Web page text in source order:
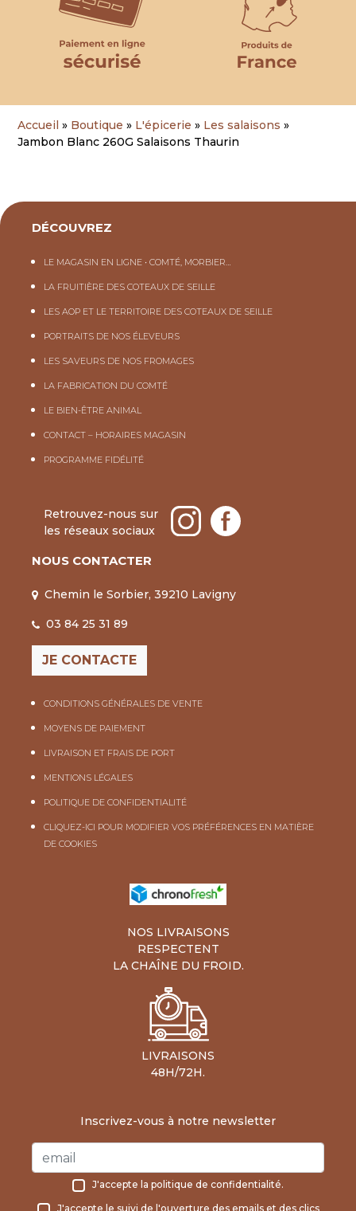
Accueil » Boutique » L'épicerie » Les salaisons »
Jambon Blanc 260G Salaisons Thaurin
DÉCOUVREZ
LE MAGASIN EN LIGNE • COMTÉ, MORBIER…
LA FRUITIÈRE DES COTEAUX DE SEILLE
LES AOP ET LE TERRITOIRE DES COTEAUX DE SEILLE
PORTRAITS DE NOS ÉLEVEURS
LES SAVEURS DE NOS FROMAGES
LA FABRICATION DU COMTÉ
LE BIEN-ÊTRE ANIMAL
CONTACT – HORAIRES MAGASIN
PROGRAMME FIDÉLITÉ
Retrouvez-nous sur
les réseaux sociaux
NOUS CONTACTER
Chemin le Sorbier, 39210 Lavigny
03 84 25 31 89
JE CONTACTE
CONDITIONS GÉNÉRALES DE VENTE
MOYENS DE PAIEMENT
LIVRAISON ET FRAIS DE PORT
MENTIONS LÉGALES
POLITIQUE DE CONFIDENTIALITÉ
CLIQUEZ-ICI POUR MODIFIER VOS PRÉFÉRENCES EN MATIÈRE
DE COOKIES
NOS LIVRAISONS
RESPECTENT
LA CHAÎNE DU FROID.
LIVRAISONS
48H/72H.
Inscrivez-vous à notre newsletter
J'accepte la politique de confidentialité.
J'accepte le suivi de l'ouverture des emails et des clics